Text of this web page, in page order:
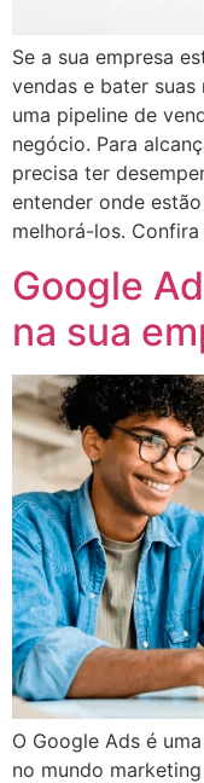
Se a sua empresa
vendas e bater
uma pipeline de
negócio. Para
precisa ter
entender onde
melhorá-los.
Google
na sua
O Google Ads é
no mundo